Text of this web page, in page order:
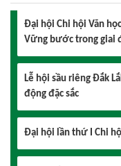
Lễ hội sầu riêng Đắk
động đặc sắc
Đại hội lần thứ I Chi
Đại hội lần thứ I Chi
2026 – 2031 thành